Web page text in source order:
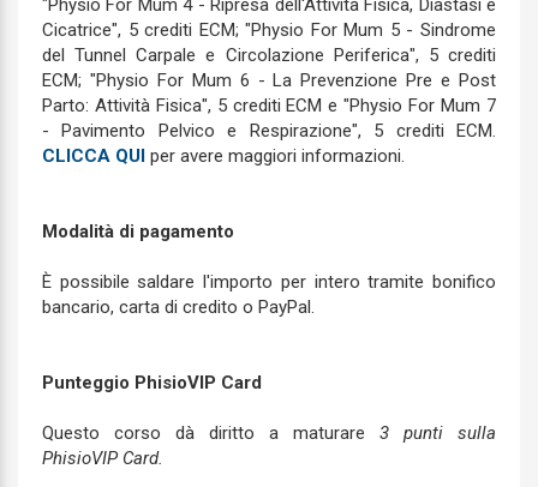
"Physio For Mum 4 - Ripresa dell'Attività Fisica, Diastasi e
Cicatrice", 5 crediti ECM; "Physio For Mum 5 - Sindrome
del Tunnel Carpale e Circolazione Periferica", 5 crediti
ECM; "Physio For Mum 6 - La Prevenzione Pre e Post
Parto: Attività Fisica", 5 crediti ECM e "Physio For Mum 7
- Pavimento Pelvico e Respirazione", 5 crediti ECM.
CLICCA QUI per avere maggiori informazioni.
Modalità di pagamento
È possibile saldare l'importo per intero tramite bonifico
bancario, carta di credito o PayPal.
Punteggio PhisioVIP Card
Questo corso dà diritto a maturare 3 punti sulla
PhisioVIP Card.